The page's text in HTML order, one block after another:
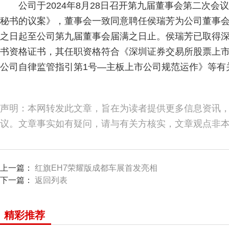
公司于2024年8月28日召开第九届董事会第二次会
秘书的议案》，董事会一致同意聘任侯瑞芳为公司董事
之日起至公司第九届董事会届满之日止。侯瑞芳已取得
书资格证书，其任职资格符合《深圳证券交易所股票上
公司自律监管指引第1号—主板上市公司规范运作》等有
声明：本网转发此文章，旨在为读者提供更多信息资讯
议。文章事实如有疑问，请与有关方核实，文章观点非
上一篇： 红旗EH7荣耀版成都车展首发亮相
下一篇： 返回列表
精彩推荐